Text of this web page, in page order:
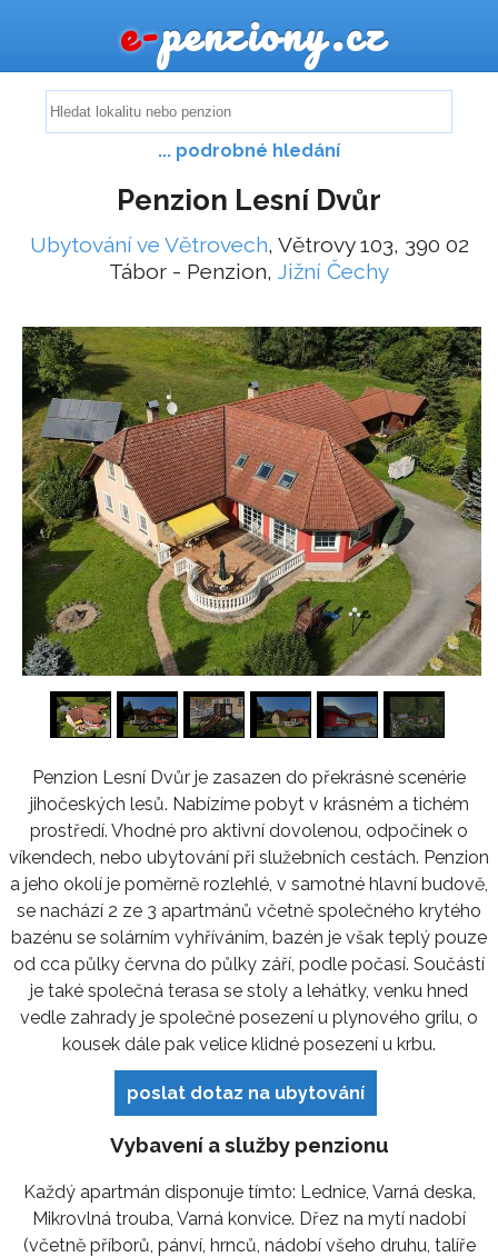
e-penziony.cz
... podrobné hledání
Penzion Lesní Dvůr
Ubytování ve Větrovech, Větrovy 103, 390 02
Tábor - Penzion, Jižní Čechy
1/16
Penzion Lesní Dvůr je zasazen do překrásné scenérie
jihočeských lesů. Nabízíme pobyt v krásném a tichém
prostředí. Vhodné pro aktivní dovolenou, odpočinek o
víkendech, nebo ubytování při služebních cestách. Penzion
a jeho okolí je poměrně rozlehlé, v samotné hlavní budově,
se nachází 2 ze 3 apartmánů včetně společného krytého
bazénu se solárním vyhříváním, bazén je však teplý pouze
od cca půlky června do půlky září, podle počasí. Součástí
je také společná terasa se stoly a lehátky, venku hned
vedle zahrady je společné posezení u plynového grilu, o
kousek dále pak velice klidné posezení u krbu.
poslat dotaz na ubytování
Vybavení a služby penzionu
Každý apartmán disponuje tímto: Lednice, Varná deska,
Mikrovlná trouba, Varná konvice. Dřez na mytí nadobí
(včetně příborů, pánví, hrnců, nádobí všeho druhu, talíře